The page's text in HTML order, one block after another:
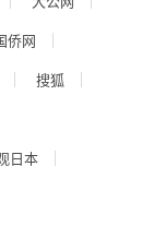
侨网
搜狐
日本